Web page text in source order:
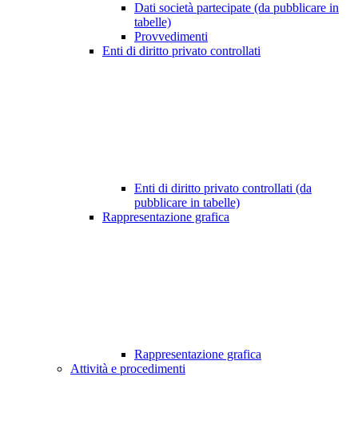
Dati società partecipate (da pubblicare in
tabelle)
Provvedimenti
Enti di diritto privato controllati
Enti di diritto privato controllati (da
pubblicare in tabelle)
Rappresentazione grafica
Rappresentazione grafica
Attività e procedimenti